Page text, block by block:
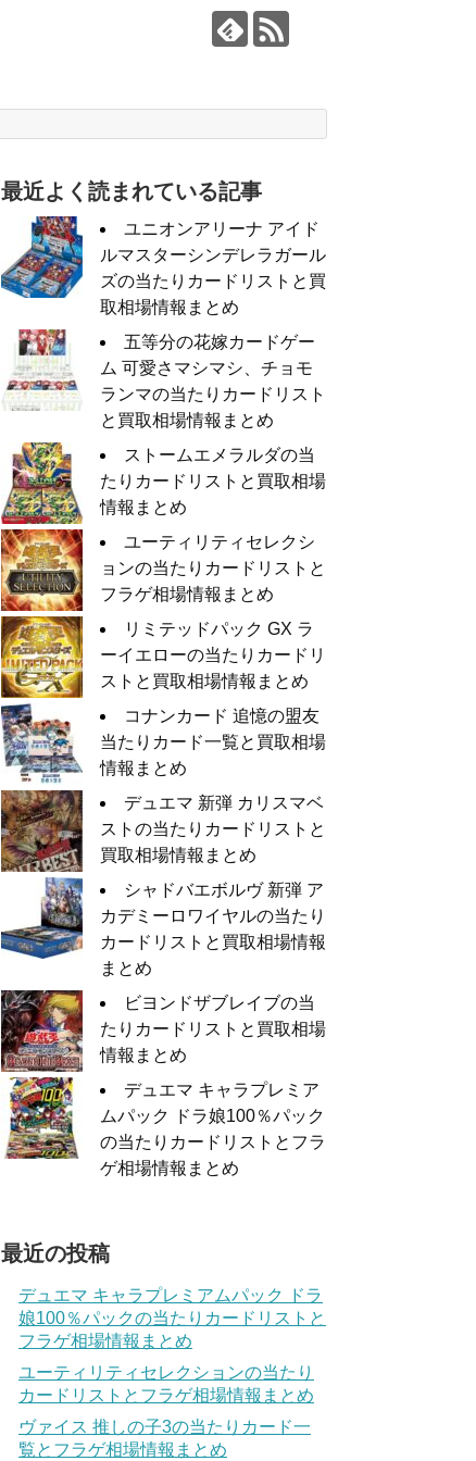
最近よく読まれている記事
ユニオンアリーナ アイド
ルマスターシンデレラガール
ズの当たりカードリストと買
取相場情報まとめ
五等分の花嫁カードゲー
ム 可愛さマシマシ、チョモ
ランマの当たりカードリスト
と買取相場情報まとめ
ストームエメラルダの当
たりカードリストと買取相場
情報まとめ
ユーティリティセレクシ
ョンの当たりカードリストと
フラゲ相場情報まとめ
リミテッドパック GX ラ
ーイエローの当たりカードリ
ストと買取相場情報まとめ
コナンカード 追憶の盟友
当たりカード一覧と買取相場
情報まとめ
デュエマ 新弾 カリスマベ
ストの当たりカードリストと
買取相場情報まとめ
シャドバエボルヴ 新弾 ア
カデミーロワイヤルの当たり
カードリストと買取相場情報
まとめ
ビヨンドザブレイブの当
たりカードリストと買取相場
情報まとめ
デュエマ キャラプレミア
ムパック ドラ娘100％パック
の当たりカードリストとフラ
ゲ相場情報まとめ
最近の投稿
デュエマ キャラプレミアムパック ドラ
娘100％パックの当たりカードリストと
フラゲ相場情報まとめ
ユーティリティセレクションの当たり
カードリストとフラゲ相場情報まとめ
ヴァイス 推しの子3の当たりカード一
覧とフラゲ相場情報まとめ